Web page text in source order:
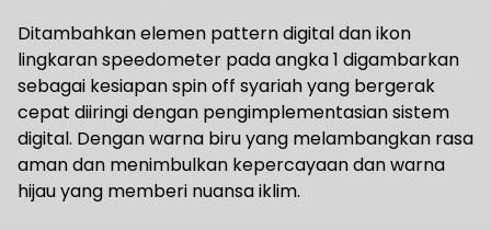
Ditambahkan elemen pattern digital dan ikon
lingkaran speedometer pada angka 1 digambarkan
sebagai kesiapan spin off syariah yang bergerak
cepat diiringi dengan pengimplementasian sistem
digital. Dengan warna biru yang melambangkan rasa
aman dan menimbulkan kepercayaan dan warna
hijau yang memberi nuansa iklim.